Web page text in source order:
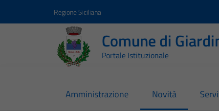
Regione Siciliana
Comune di
Portale Istituzionale
Amministrazione Novità